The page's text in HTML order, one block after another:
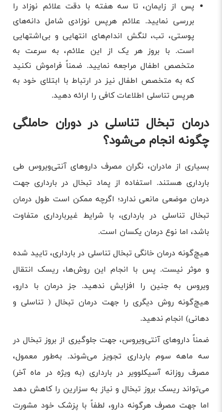
پس از زایمان، تا سه هفته با دقت علائم نوزاد را
بررسی نمایید. علائم هرپس نوزادی شامل دانه‌های
پوستی، تب، لنگش اندام‌های انتهایی و بی‌اشتهایی
است. با بروز هر یک از این علائم، به سرعت به
متخصص اطفال مراجعه نمایید. ضمناً فراموش نکنید
که به متخصص اطفال نیز در ارتباط با ابتلای خود به
هرپس تناسلی اطلاعات کافی را ارائه دهید.
درمان تبخال تناسلی در دوران حاملگی
چگونه انجام می‌شود؟
بسیاری از مادران، نگران مصرف داروهای آنتی‌ویروس طی
بارداری هستند. استفاده از پماد تبخال در بارداری جهت
درمان موضعی مانعی ندارد؛ اگرچه ممکن است طول درمان
تبخال تناسلی در بارداری، با شرایط غیربارداری متفاوت
باشد، اما نوع درمان یکسان است.
هیچ‌گونه درمان خانگی تبخال تناسلی در بارداری، تایید شده
و موثر نیست. پس با انجام این روش‌ها، ریسک انتقال
ویروس به جنین را افزایش ندهید. جز درمان با دارو،
هیچ‌گونه روش دیگری را جهت درمان تبخال ( تناسلی و
دهانی) انجام ندهید.
ضمناً داروهای آنتی‌ویروس، جهت جلوگیری از بروز تبخال در
سه ماهه سوم بارداری تجویز می‌شوند. به‌طور معمول،
مصرف روزانه آسیکلوویر در بارداری (به ویژه در ماه آخر)
می‌تواند ریسک بروز تبخال و نیاز به سزارین را کاهش دهد
اما جهت مصرف هرگونه دارو، لطفاً با پزشک خود مشورت